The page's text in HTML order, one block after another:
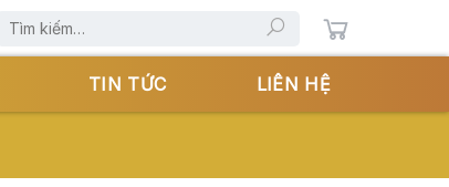
kiếm:
TIN TỨC LIÊN HỆ